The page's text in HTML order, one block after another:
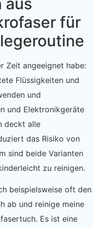
für
Zeit angeeignet habe:
Flüssigkeiten und
und
und Elektronikgeräte
deckt alle
das Risiko von
sind beide Varianten
zu reinigen.
beispielsweise oft den
ab und reinige meine
Es ist eine